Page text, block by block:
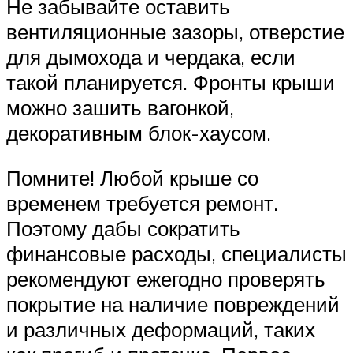
Не забывайте оставить
вентиляционные зазоры, отверстие
для дымохода и чердака, если
такой планируется. Фронты крыши
можно зашить вагонкой,
декоративным блок-хаусом.
Помните! Любой крыше со
временем требуется ремонт.
Поэтому дабы сократить
финансовые расходы, специалисты
рекомендуют ежегодно проверять
покрытие на наличие повреждений
и различных деформаций, таких